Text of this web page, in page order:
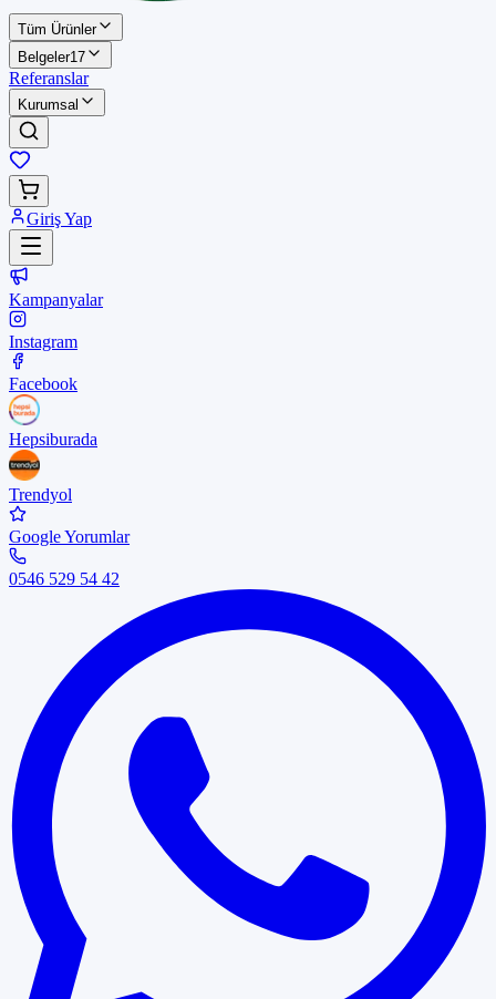
Tüm Ürünler
Belgeler17
Referanslar
Kurumsal
Giriş Yap
Kampanyalar
Instagram
Facebook
Hepsiburada
Trendyol
Google Yorumlar
0546 529 54 42